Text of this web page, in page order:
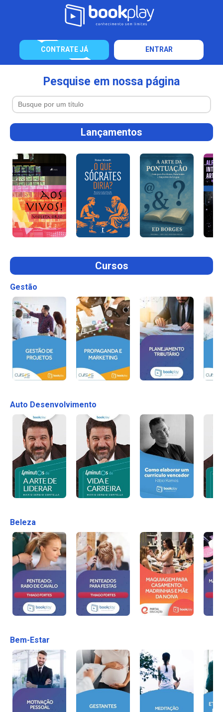
CONTRATE JÁ ENTRAR
Pesquise em nossa página
Lançamentos
Cursos
Gestão
Auto Desenvolvimento
Beleza
Bem-Estar